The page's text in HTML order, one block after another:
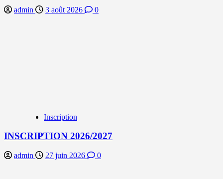
admin 3 août 2026 0
Inscription
INSCRIPTION 2026/2027
admin 27 juin 2026 0